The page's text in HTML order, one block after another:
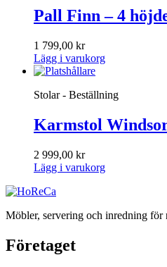
Pall Finn – 4
1 799,00 kr
Lägg i varukorg
Stolar - Beställning
Karmstol
2 999,00 kr
Lägg i varukorg
Möbler, servering och inredning för
Företaget